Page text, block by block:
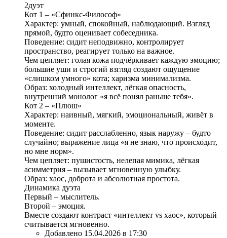
2дуэт
Кот 1 – «Сфинкс‑Философ»
Характер: умный, спокойный, наблюдающий. Взгляд
прямой, будто оценивает собеседника.
Поведение: сидит неподвижно, контролирует
пространство, реагирует только на важное.
Чем цепляет: голая кожа подчёркивает каждую эмоцию;
большие уши и строгий взгляд создают ощущение
«слишком умного» кота; харизма минимализма.
Образ: холодный интеллект, лёгкая опасность,
внутренний монолог «я всё понял раньше тебя».
Кот 2 – «Плюш»
Характер: наивный, мягкий, эмоциональный, живёт в
моменте.
Поведение: сидит расслабленно, язык наружу – будто
случайно; выражение лица «я не знаю, что происходит,
но мне норм».
Чем цепляет: пушистость, нелепая мимика, лёгкая
асимметрия – вызывает мгновенную улыбку.
Образ: хаос, доброта и абсолютная простота.
Динамика дуэта
Первый – мыслитель.
Второй – эмоция.
Вместе создают контраст «интеллект vs хаос», который
считывается мгновенно.
Добавлено 15.04.2026 в 17:30